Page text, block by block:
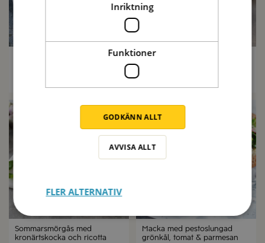
Surdegsmacka med svamp &
Italiensk Dagobertmacka
Sommarsmörgås med
kronärtskocka och ricotta
Macka med pestoslungad
grönkål, tomat & parmesan
Inriktning
Funktioner
GODKÄNN ALLT
AVVISA ALLT
FLER ALTERNATIV